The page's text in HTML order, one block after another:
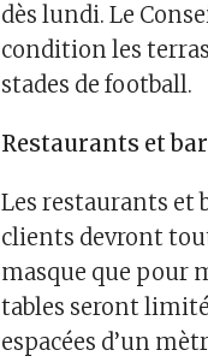
dès lundi. Le
condition les
stades de football.
Restaurants et
Les restaurants et
clients devront
masque que pour
tables seront
espacées d’un